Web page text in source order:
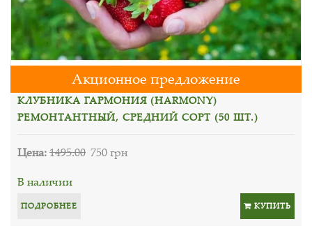
Акционное предложение
КЛУБНИКА ГАРМОНИЯ (HARMONY)
РЕМОНТАНТНЫЙ, СРЕДНИЙ СОРТ (50 ШТ.)
Цена:1495.00 750 грн
В наличии
ПОДРОБНЕЕ КУПИТЬ